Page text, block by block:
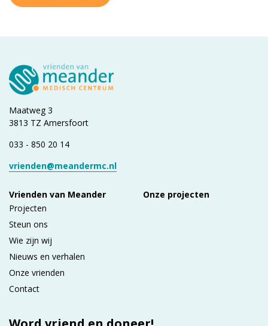
Maatweg 3
3813 TZ Amersfoort
033 - 850 20 14
vrienden@meandermc.nl
Vrienden van Meander
Projecten
Steun ons
Wie zijn wij
Nieuws en verhalen
Onze vrienden
Contact
Onze projecten